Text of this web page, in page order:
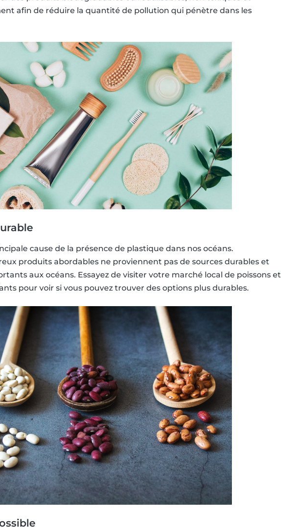
afin de réduire la quantité de pollution qui pénètre dans les
cause de la présence de plastique dans nos océans.
produits abordables ne proviennent pas de sources durables et
aux océans. Essayez de visiter votre marché local de poissons et
pour voir si vous pouvez trouver des options plus durables.